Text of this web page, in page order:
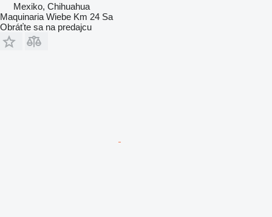
Mexiko, Chihuahua
Maquinaria Wiebe Km 24 Sa
Obráťte sa na predajcu